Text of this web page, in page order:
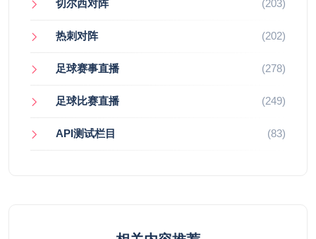
切尔西对阵 (203)
热刺对阵 (202)
足球赛事直播 (278)
足球比赛直播 (249)
API测试栏目 (83)